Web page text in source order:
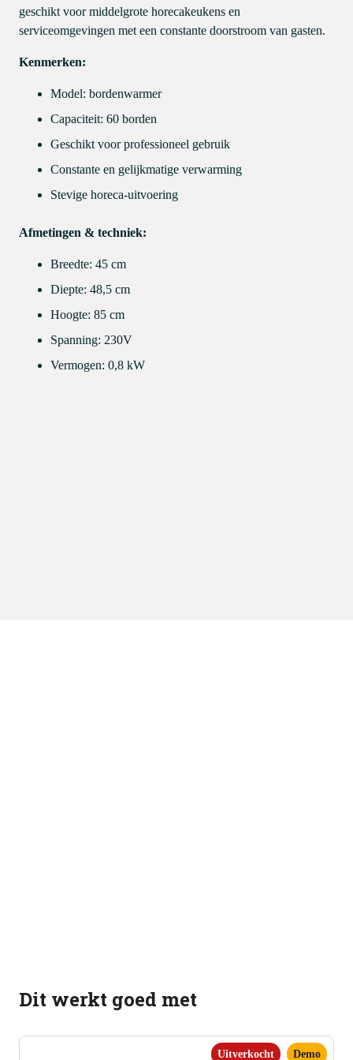
geschikt voor middelgrote horecakeukens en
serviceomgevingen met een constante doorstroom van gasten.
Kenmerken:
Model: bordenwarmer
Capaciteit: 60 borden
Geschikt voor professioneel gebruik
Constante en gelijkmatige verwarming
Stevige horeca-uitvoering
Afmetingen & techniek:
Breedte: 45 cm
Diepte: 48,5 cm
Hoogte: 85 cm
Spanning: 230V
Vermogen: 0,8 kW
Dit werkt goed met
Uitverkocht Demo